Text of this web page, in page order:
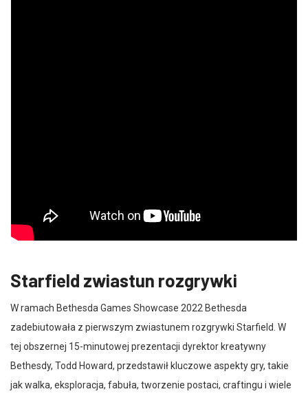
Starfield zwiastun rozgrywki
W ramach Bethesda Games Showcase 2022 Bethesda
zadebiutowała z pierwszym zwiastunem rozgrywki Starfield. W
tej obszernej 15-minutowej prezentacji dyrektor kreatywny
Bethesdy, Todd Howard, przedstawił kluczowe aspekty gry, takie
jak walka, eksploracja, fabuła, tworzenie postaci, craftingu i wiele